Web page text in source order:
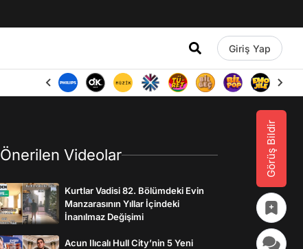
Giriş Yap
Görüş Bildir
Önerilen Videolar
Kurtlar Vadisi 82. Bölümdeki Evin
Manzarasının Yıllar İçindeki
İnanılmaz Değişimi
Acun Ilıcalı Hull City’nin 5 Yeni